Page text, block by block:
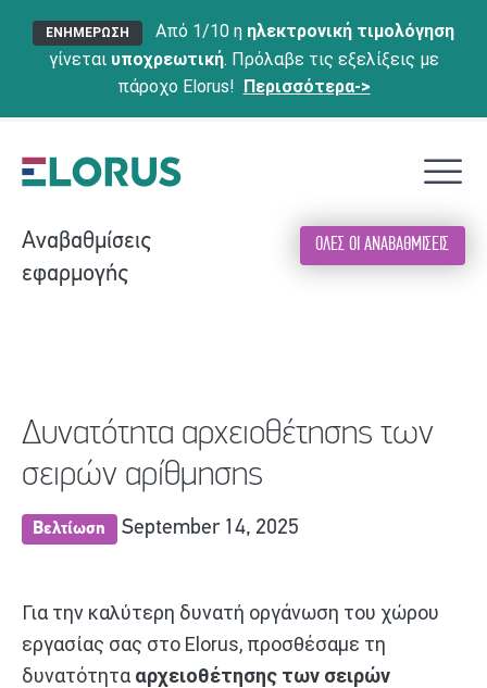
ΕΝΗΜΕΡΩΣΗ Από 1/10 η ηλεκτρονική τιμολόγηση
γίνεται υποχρεωτική. Πρόλαβε τις εξελίξεις με
πάροχο Elorus! Περισσότερα->
Αναβαθμίσεις
εφαρμογής
ΟΛΕΣ ΟΙ ΑΝΑΒΑΘΜΙΣΕΙΣ
Δυνατότητα αρχειοθέτησης των
σειρών αρίθμησης
Βελτίωση September 14, 2025
Για την καλύτερη δυνατή οργάνωση του χώρου
εργασίας σας στο Elorus, προσθέσαμε τη
δυνατότητα αρχειοθέτησης των σειρών